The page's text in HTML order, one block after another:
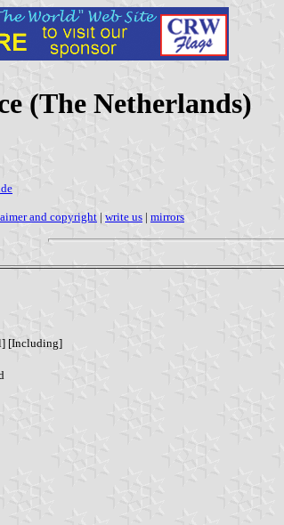
(The Netherlands)
and copyright | write us | mirrors
[Including]